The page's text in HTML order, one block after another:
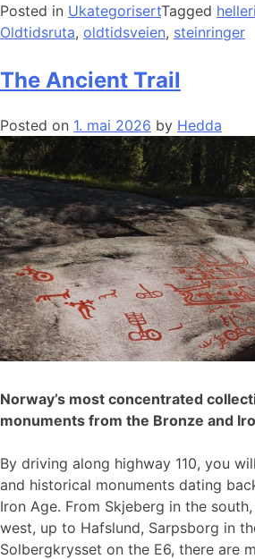
Posted in UkategorisertTagged
Oldtidsruta, oldtidsveien, steinringer
The Ancient Trail
Posted on 1. mai 2026 by Hedda
Norway’s most concentrated
monuments from the Bronze and
By driving along highway 110, you
and historical monuments dating
Iron Age. From Skjeberg in the
west, up to Hafslund, Sarpsborg in
Solbergkrysset on the E6, there are